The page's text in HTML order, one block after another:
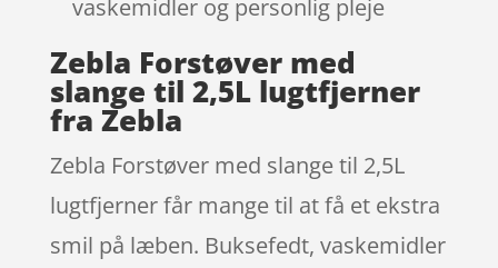
vaskemidler og personlig pleje
Zebla Forstøver med
slange til 2,5L lugtfjerner
fra Zebla
Zebla Forstøver med slange til 2,5L
lugtfjerner får mange til at få et ekstra
smil på læben. Buksefedt, vaskemidler